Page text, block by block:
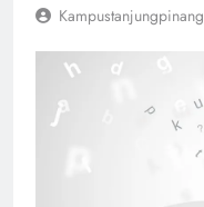
Kampustanjungpinang